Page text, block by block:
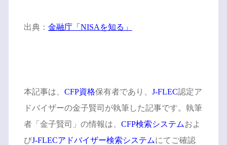
出典： 金融庁「NISAを知る」
本記事は、 CFP資格保有者であり、 J-FLEC認定ア
ドバイザーの金子賢司が執筆した記事です。執筆
者「金子賢司」の情報は、 CFP検索システムおよ
びJ-FLECアドバイザー検索システムにてご確認